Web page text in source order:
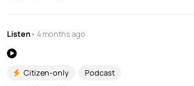
Listen• 4 months ago
Citizen-only Podcast